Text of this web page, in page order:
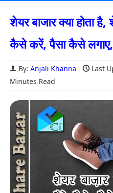
शेयर बाजार क्या होता
कैसे करें, पैसा कैसे
By: Anjali Khanna Last
Minutes Read